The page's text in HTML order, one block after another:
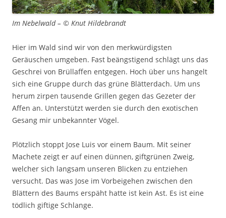
Im Nebelwald – © Knut Hildebrandt
Hier im Wald sind wir von den merkwürdigsten
Geräuschen umgeben. Fast beängstigend schlägt uns das
Geschrei von Brüllaffen entgegen. Hoch über uns hangelt
sich eine Gruppe durch das grüne Blätterdach. Um uns
herum zirpen tausende Grillen gegen das Gezeter der
Affen an. Unterstützt werden sie durch den exotischen
Gesang mir unbekannter Vögel.
Plötzlich stoppt Jose Luis vor einem Baum. Mit seiner
Machete zeigt er auf einen dünnen, giftgrünen Zweig,
welcher sich langsam unseren Blicken zu entziehen
versucht. Das was Jose im Vorbeigehen zwischen den
Blättern des Baums erspäht hatte ist kein Ast. Es ist eine
tödlich giftige Schlange.